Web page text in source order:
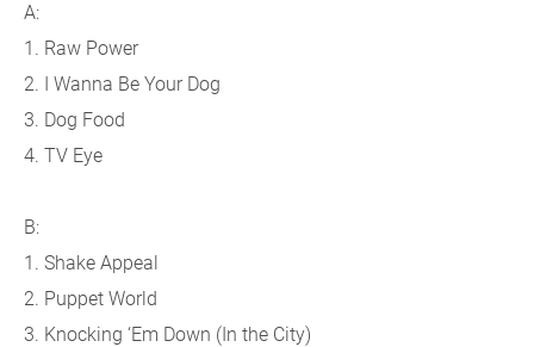
A:
1. Raw Power
2. I Wanna Be Your Dog
3. Dog Food
4. TV Eye
B:
1. Shake Appeal
2. Puppet World
3. Knocking ‘Em Down (In the City)